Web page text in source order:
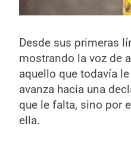
Desde sus primeras
mostrando la voz de
aquello que todavía
avanza hacia una
que le falta, sino por
ella.